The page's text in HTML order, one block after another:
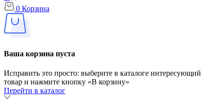
0 Корзина
Ваша корзина пуста
Исправить это просто: выберите в каталоге интересующий
товар и нажмите кнопку «В корзину»
Перейти в каталог